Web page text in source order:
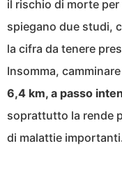
il rischio di morte
spiegano due studi,
la cifra da tenere
Insomma,
6,4 km, a passo
soprattutto la rende
di malattie